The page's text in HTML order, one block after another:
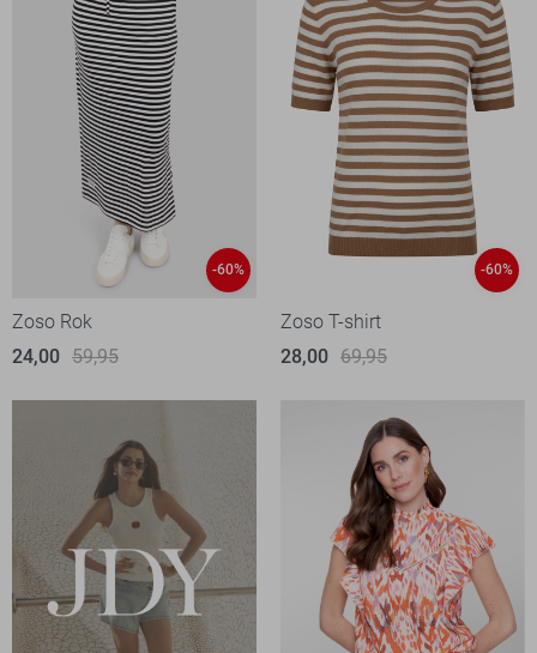
-60%
Zoso Rok
24,00 59,95
-60%
Zoso T-shirt
28,00 69,95